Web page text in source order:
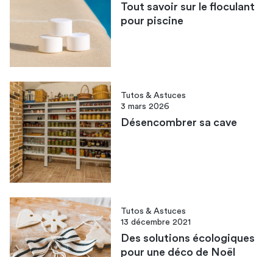
Tout savoir sur le floculant
pour piscine
Tutos & Astuces
3 mars 2026
Désencombrer sa cave
Tutos & Astuces
13 décembre 2021
Des solutions écologiques
pour une déco de Noël